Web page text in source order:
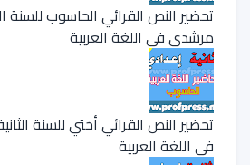
تحضير النص القرائي الحاسوب للسنة
مرشدي في اللغة العربية
تحضير النص القرائي أختي للسنة
في اللغة العربية